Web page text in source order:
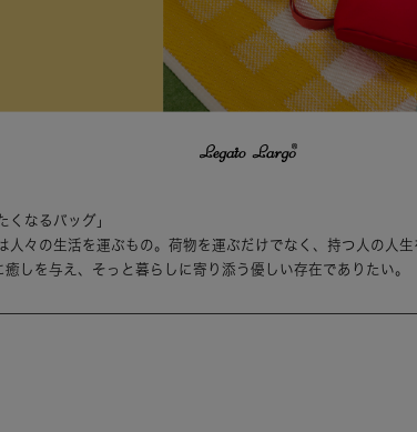
くなるバッグ」
人々の生活を運ぶもの。荷物を運ぶだけでなく、持つ人の人生
しを与え、そっと暮らしに寄り添う優しい存在でありたい。